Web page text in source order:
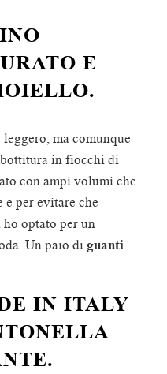
E
ma comunque
in fiocchi di
con ampi volumi che
per evitare che
optato per un
Un paio diguanti
IN ITALY